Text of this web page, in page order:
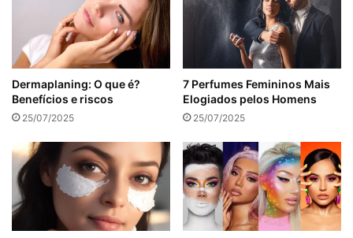
Dermaplaning: O que é?
Benefícios e riscos
25/07/2025
7 Perfumes Femininos Mais
Elogiados pelos Homens
25/07/2025